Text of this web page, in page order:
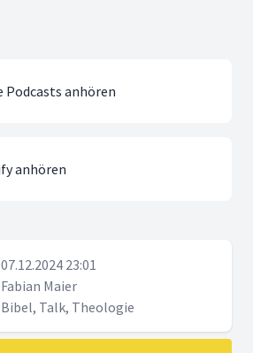
Podcasts anhören
anhören
07.12.2024 23:01
Fabian Maier
Bibel, Talk, Theologie